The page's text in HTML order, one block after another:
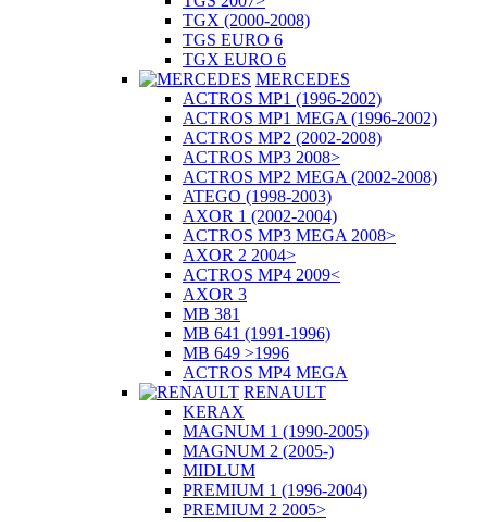
TGX (2000-2008)
TGS EURO 6
TGX EURO 6
MERCEDES
ACTROS MP1 (1996-2002)
ACTROS MP1 MEGA (1996-2002)
ACTROS MP2 (2002-2008)
ACTROS MP3 2008>
ACTROS MP2 MEGA (2002-2008)
ATEGO (1998-2003)
AXOR 1 (2002-2004)
ACTROS MP3 MEGA 2008>
AXOR 2 2004>
ACTROS MP4 2009<
AXOR 3
MB 381
MB 641 (1991-1996)
MB 649 >1996
ACTROS MP4 MEGA
RENAULT
KERAX
MAGNUM 1 (1990-2005)
MAGNUM 2 (2005-)
MIDLUM
PREMIUM 1 (1996-2004)
PREMIUM 2 2005>